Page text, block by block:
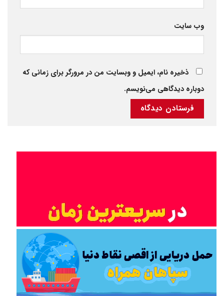
وب‌ سایت
ذخیره نام، ایمیل و وبسایت من در مرورگر برای زمانی که
دوباره دیدگاهی می‌نویسم.